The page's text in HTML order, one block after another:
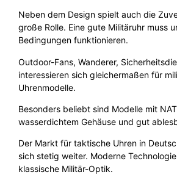
Neben dem Design spielt auch die
große Rolle. Eine gute Militäruhr muss
Bedingungen funktionieren.
Outdoor-Fans, Wanderer,
interessieren sich gleichermaßen für
Uhrenmodelle.
Besonders beliebt sind Modelle mit
wasserdichtem Gehäuse und gut
Der Markt für taktische Uhren in
sich stetig weiter. Moderne
klassische Militär-Optik.